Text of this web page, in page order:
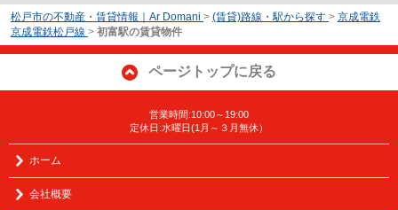
松戸市の不動産・賃貸情報｜Ar Domani > (賃貸)路線・駅から探す > 京成電鉄
京成電鉄松戸線 > 初富駅の賃貸物件
ページトップに戻る
営業時間:10:00～19:00
定休日:水曜日(1月～３月無休）
ホーム
会社概要